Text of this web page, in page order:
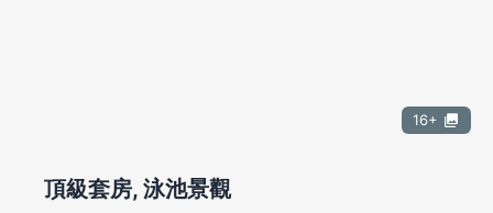
16+
頂級套房, 泳池景觀